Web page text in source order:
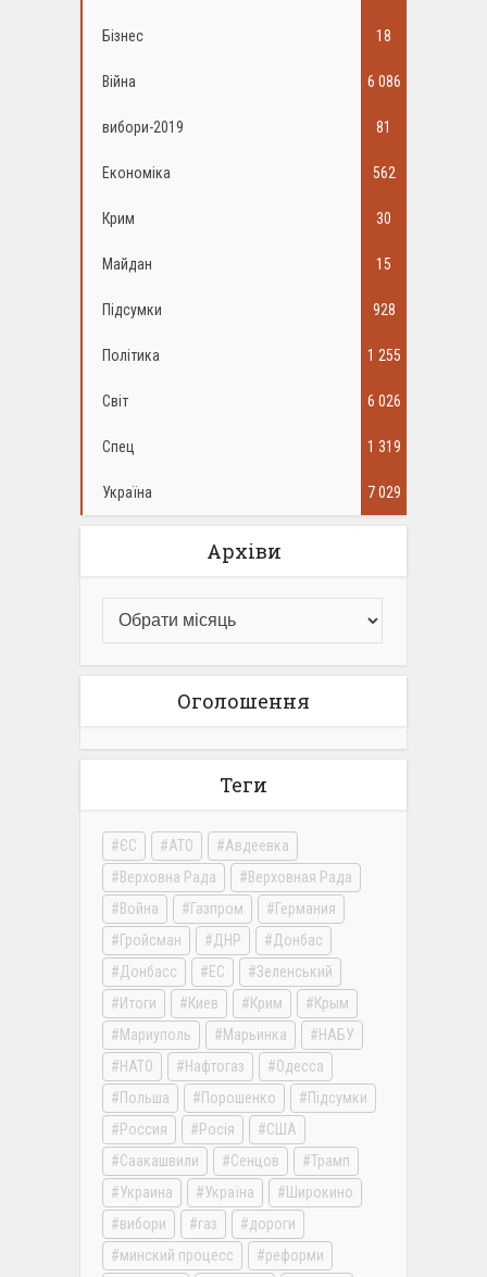
Бізнес 18
Війна 6 086
вибори-2019 81
Економіка 562
Крим 30
Майдан 15
Підсумки 928
Політика 1 255
Світ 6 026
Спец 1 319
Україна 7 029
Архіви
Оголошення
Теги
ЄС АТО
Авдеевка
Верховна Рада
Верховная Рада
Война
Газпром
Германия
Гройсман
ДНР
Донбас
Донбасс
ЕС
Зеленський
Итоги
Киев Крим
Крым
Мариуполь
Марьинка
НАБУ
НАТО
Нафтогаз
Одесса
Польша
Порошенко
Підсумки
Россия
Росія
США
Саакашвили
Сенцов
Трамп
Украина
Україна
Широкино
вибори
газ
дороги
минский процесс
реформи